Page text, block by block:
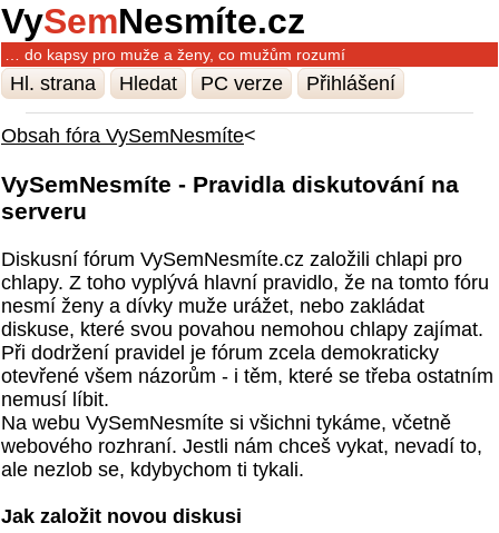
VySemNesmíte.cz
… do kapsy pro muže a ženy, co mužům rozumí
Hl. strana Hledat PC verze Přihlášení
Obsah fóra VySemNesmíte<
VySemNesmíte - Pravidla diskutování na
serveru
Diskusní fórum VySemNesmíte.cz založili chlapi pro
chlapy. Z toho vyplývá hlavní pravidlo, že na tomto fóru
nesmí ženy a dívky muže urážet, nebo zakládat
diskuse, které svou povahou nemohou chlapy zajímat.
Při dodržení pravidel je fórum zcela demokraticky
otevřené všem názorům - i těm, které se třeba ostatním
nemusí líbit.
Na webu VySemNesmíte si všichni tykáme, včetně
webového rozhraní. Jestli nám chceš vykat, nevadí to,
ale nezlob se, kdybychom ti tykali.
Jak založit novou diskusi